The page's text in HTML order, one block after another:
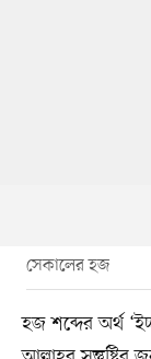
সেকালের হজ
হজ শব্দের অর্থ